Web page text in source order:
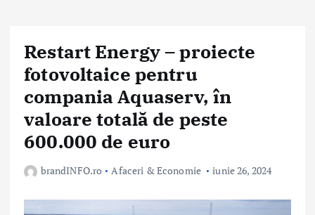
Restart Energy – proiecte
fotovoltaice pentru
compania Aquaserv, în
valoare totală de peste
600.000 de euro
brandINFO.ro Afaceri & Economie iunie 26, 2024